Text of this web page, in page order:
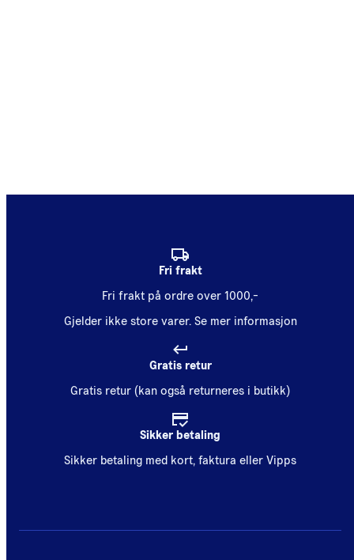
Fri frakt
Fri frakt på ordre over 1000,-
Gjelder ikke store varer. Se mer informasjon
Gratis retur
Gratis retur (kan også returneres i butikk)
Sikker betaling
Sikker betaling med kort, faktura eller Vipps